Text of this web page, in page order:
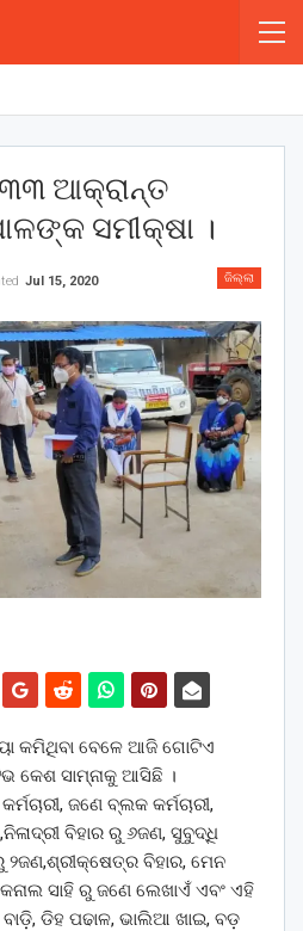
ଆକ୍ରାନ୍ତ
ସମୀକ୍ଷା ।
ଜିଲ୍ଲା
Jul 15, 2020
କମିଥିବା ବେଳେ ଆଜି ଗୋଟିଏ
କେଶ ସାମ୍ନାକୁ ଆସିଛି ।
ଜଣେ ବ୍ଲକ କର୍ମଚାରୀ,
ବିହାର ରୁ ୬ଜଣ, ସୁବୁଦ୍ଧି
୨ଜଣ,ଶ୍ରୀକ୍ଷେତ୍ର ବିହାର, ମେନ
ସାହି ରୁ ଜଣେ ଲେଖାଏଁ ଏବଂ ଏହି
ଡିହ ପଢାଳ, ଭାଲିଆ ଖାଇ, ବଡ଼